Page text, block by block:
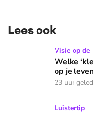
Lees ook
Welke ‘kleine’ zonde
Visie op de
Welke
op je
23 uur
Nieuwe EO-Luistertip